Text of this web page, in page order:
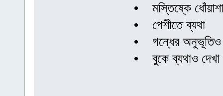
• মস্তিষ্কে
• পেশীতে ব্যথা
• গন্ধের অনুভূতিও
• বুকে ব্যথাও দেখা